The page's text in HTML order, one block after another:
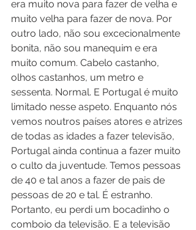
era muito nova para fazer de velha e
muito velha para fazer de nova. Por
outro lado, não sou excecionalmente
bonita, não sou manequim e era
muito comum. Cabelo castanho,
olhos castanhos, um metro e
sessenta. Normal. E Portugal é muito
limitado nesse aspeto. Enquanto nós
vemos noutros países atores e atrizes
de todas as idades a fazer televisão,
Portugal ainda continua a fazer muito
o culto da juventude. Temos pessoas
de 40 e tal anos a fazer de pais de
pessoas de 20 e tal. É estranho.
Portanto, eu perdi um bocadinho o
comboio da televisão. E a televisão